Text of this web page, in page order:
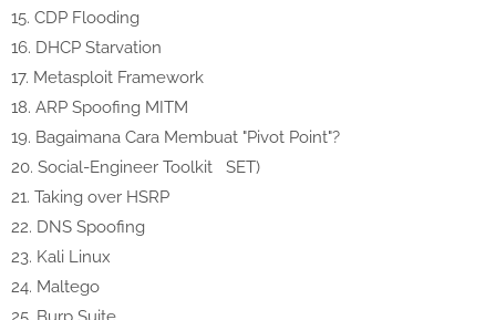
15. CDP Flooding
16. DHCP Starvation
17. Metasploit Framework
18. ARP Spoofing MITM
19. Bagaimana Cara Membuat "Pivot Point"?
20. Social-Engineer Toolkit SET)
21. Taking over HSRP
22. DNS Spoofing
23. Kali Linux
24. Maltego